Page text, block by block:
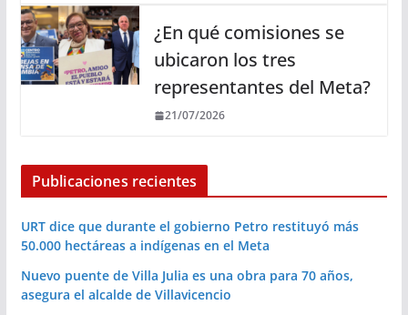
¿En qué comisiones se
ubicaron los tres
representantes del Meta?
21/07/2026
Publicaciones recientes
URT dice que durante el gobierno Petro restituyó más
50.000 hectáreas a indígenas en el Meta
Nuevo puente de Villa Julia es una obra para 70 años,
asegura el alcalde de Villavicencio